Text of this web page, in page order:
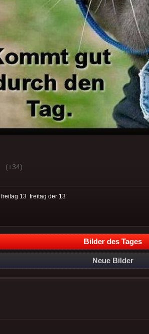
(+34)
freitag 13 freitag der 13
Bilder des Tages
Neue Bilder